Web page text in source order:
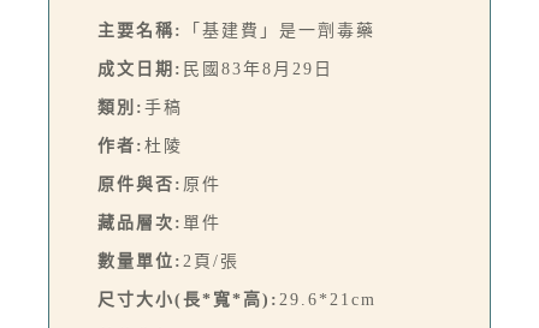
主要名稱: 「基建費」是一劑毒藥
成文日期: 民國83年8月29日
類別: 手稿
作者: 杜陵
原件與否: 原件
藏品層次: 單件
數量單位: 2頁/張
尺寸大小(長*寬*高): 29.6*21cm